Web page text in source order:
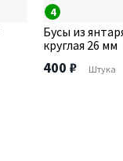
4
Бусы из
круглая 26 мм
400 ₽ Штука